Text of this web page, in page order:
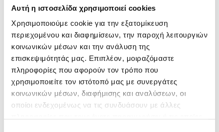
Αυτή η ιστοσελίδα χρησιμοποιεί cookies
Χρησιμοποιούμε cookie για την εξατομίκευση
περιεχομένου και διαφημίσεων, την παροχή λειτουργιών
κοινωνικών μέσων και την ανάλυση της
επισκεψιμότητάς μας. Επιπλέον, μοιραζόμαστε
πληροφορίες που αφορούν τον τρόπο που
χρησιμοποιείτε τον ιστότοπό μας με συνεργάτες
κοινωνικών μέσων, διαφήμισης και αναλύσεων, οι
οποίοι ενδεχομένως να τις συνδυάσουν με άλλες
Filament Bulbs Non-Dimmable
Filament A Bulbs
Filament Candle Bulbs
Filament Candle Bulbs C35
Filament Candle Bulbs CF35
Filament Golf Bulbs